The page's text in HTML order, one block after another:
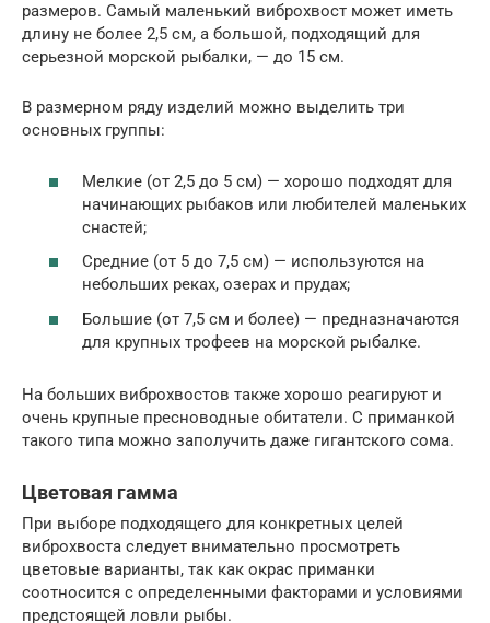
размеров. Самый маленький виброхвост может иметь
длину не более 2,5 см, а большой, подходящий для
серьезной морской рыбалки, — до 15 см.
В размерном ряду изделий можно выделить три
основных группы:
Мелкие (от 2,5 до 5 см) — хорошо подходят для
начинающих рыбаков или любителей маленьких
снастей;
Средние (от 5 до 7,5 см) — используются на
небольших реках, озерах и прудах;
Большие (от 7,5 см и более) — предназначаются
для крупных трофеев на морской рыбалке.
На больших виброхвостов также хорошо реагируют и
очень крупные пресноводные обитатели. С приманкой
такого типа можно заполучить даже гигантского сома.
Цветовая гамма
При выборе подходящего для конкретных целей
виброхвоста следует внимательно просмотреть
цветовые варианты, так как окрас приманки
соотносится с определенными факторами и условиями
предстоящей ловли рыбы.